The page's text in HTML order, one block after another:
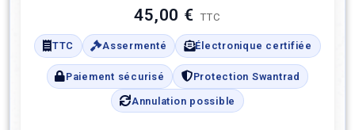
45,00 € TTC
TTC Assermenté Électronique certifiée
Paiement sécurisé Protection Swantrad
Annulation possible